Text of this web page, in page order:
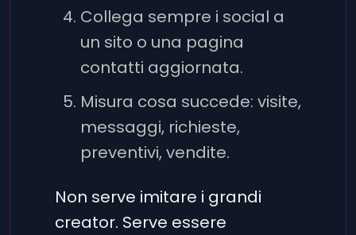
Collega sempre i social a
un sito o una pagina
contatti aggiornata.
Misura cosa succede: visite,
messaggi, richieste,
preventivi, vendite.
Non serve imitare i grandi
creator. Serve essere